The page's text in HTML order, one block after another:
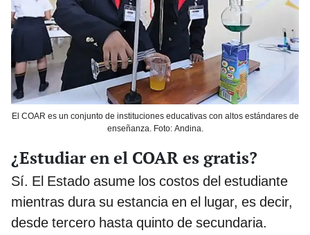
El COAR es un conjunto de instituciones educativas con altos estándares de
enseñanza. Foto: Andina.
¿Estudiar en el COAR es gratis?
Sí. El Estado asume los costos del estudiante
mientras dura su estancia en el lugar, es decir,
desde tercero hasta quinto de secundaria.